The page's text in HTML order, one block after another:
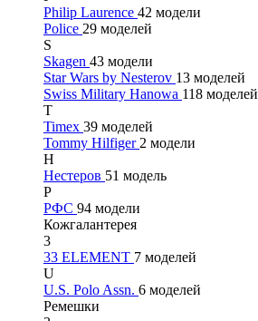
Philip Laurence 42 модели
Police 29 моделей
S
Skagen 43 модели
Star Wars by Nesterov 13 моделей
Swiss Military Hanowa 118 моделей
T
Timex 39 моделей
Tommy Hilfiger 2 модели
Н
Нестеров 51 модель
Р
РФС 94 модели
Кожгалантерея
3
33 ELEMENT 7 моделей
U
U.S. Polo Assn. 6 моделей
Ремешки